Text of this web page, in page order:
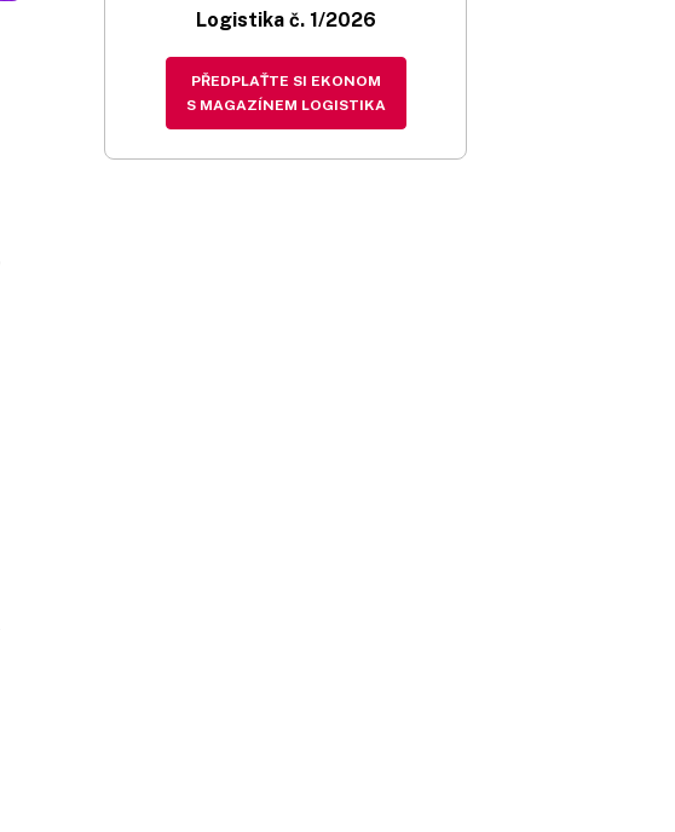
Logistika č. 1/2026
PŘEDPLAŤTE SI EKONOM
S MAGAZÍNEM LOGISTIKA